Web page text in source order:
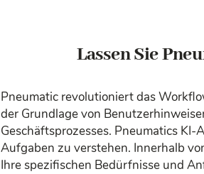
Lassen Sie
Pneumatic revolutioniert das
der Grundlage von
Geschäftsprozesses. Pneumatics
Aufgaben zu verstehen. Innerhalb
Ihre spezifischen Bedürfnisse und